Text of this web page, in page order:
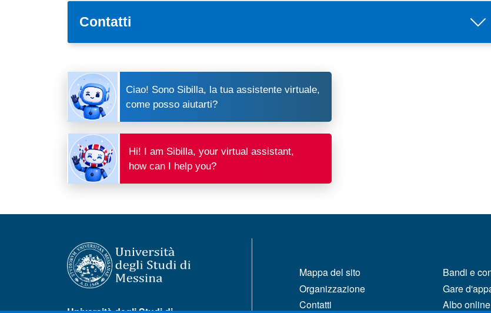
Contatti
Ciao! Sono Sibilla, la tua assistente virtuale,
come posso aiutarti?
Hi! I am Sibilla, your virtual assistant,
how can I help you?
Mappa del sito
Organizzazione
Contatti
Bandi e
Gare
Albo online